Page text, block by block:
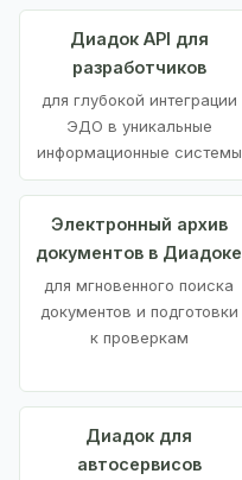
Диадок API для
разработчиков
для глубокой интеграции
ЭДО в уникальные
информационные системы
Электронный архив
документов в Диадоке
для мгновенного поиска
документов и подготовки
к проверкам
Диадок для
автосервисов